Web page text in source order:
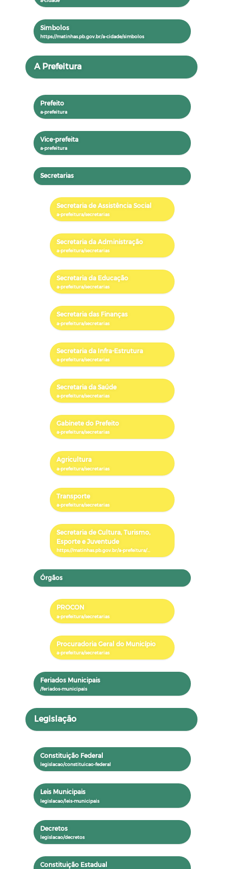
Simbolos
A Prefeitura
Prefeito
Vice-prefeita
Secretarias
Secretaria de Assistência Social
Secretaria da Administração
Secretaria da Educação
Secretaria das Finanças
Secretaria da Infra-Estrutura
Secretaria da Saúde
Gabinete do Prefeito
Agricultura
Transporte
Secretaria de Cultura, Turismo,
Esporte e Juventude
Órgãos
PROCON
Procuradoria Geral do Município
Feriados Municipais
Legislação
Constituição Federal
Leis Municipais
Decretos
Constituição Estadual